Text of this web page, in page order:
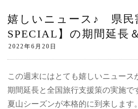
嬉しいニュース♪ 県民
SPECIAL】の期間延長
この週末にはとても嬉しいニュース
期間延長と全国旅行支援策の実施で
夏山シーズンが本格的に到来します